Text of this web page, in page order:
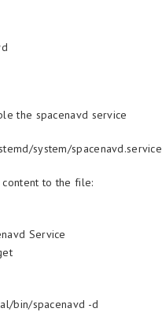
the spacenavd service
system/spacenavd.service
to the file:
Service
bin/spacenavd -d